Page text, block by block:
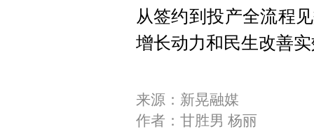
从签约到投产全流程
增长动力和民生改善
来源：新晃融媒
作者：甘胜男 杨丽